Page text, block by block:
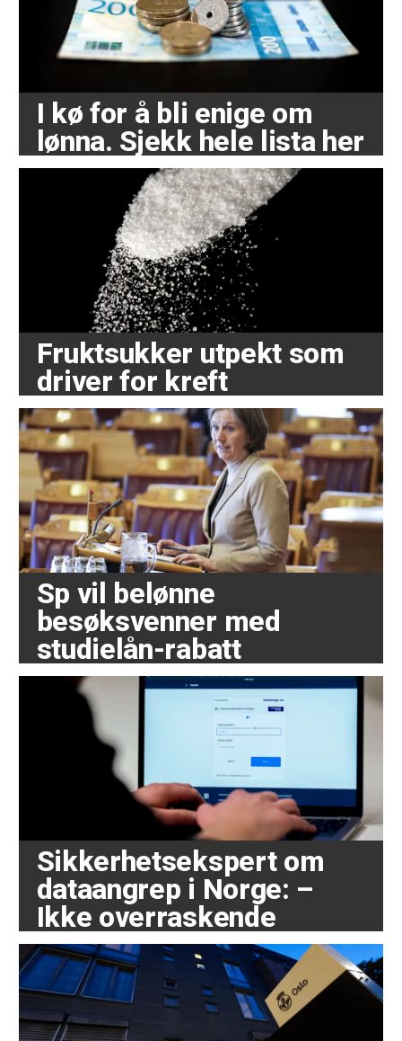
I kø for å bli enige om
lønna. Sjekk hele lista her
Fruktsukker utpekt som
driver for kreft
Sp vil belønne
besøksvenner med
studielån-rabatt
Sikkerhetsekspert om
dataangrep i Norge: –
Ikke overraskende